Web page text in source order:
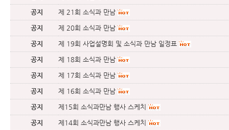
공지 제 21회 소식과 만남
공지 제 20회 소식과 만남
공지 제 19회 사업설명회 및 소식과 만남 일정표
공지 제 18회 소식과 만남
공지 제 17회 소식과 만남
공지 제 16회 소식과 만남
공지 제15회 소식과만남 행사 스케치
공지 제14회 소식과만남 행사 스케치